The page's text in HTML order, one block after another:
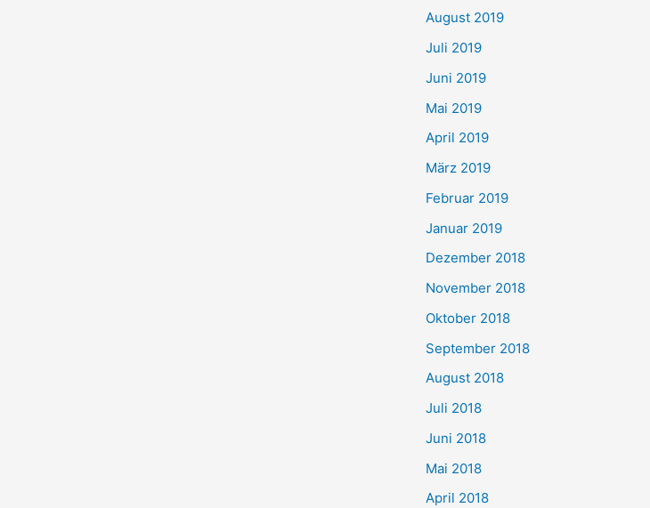
August 2019
Juli 2019
Juni 2019
Mai 2019
April 2019
März 2019
Februar 2019
Januar 2019
Dezember 2018
November 2018
Oktober 2018
September 2018
August 2018
Juli 2018
Juni 2018
Mai 2018
April 2018